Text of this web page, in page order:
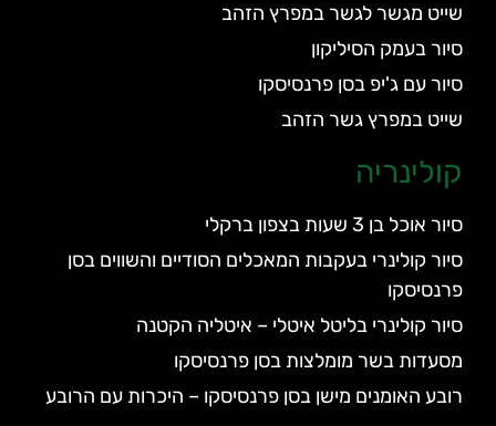
שייט מגשר לגשר במפרץ הזהב
סיור בעמק הסיליקון
סיור עם ג'יפ בסן פרנסיסקו
שייט במפרץ גשר הזהב
קולינריה
סיור אוכל בן 3 שעות בצפון ברקלי
סיור קולינרי בעקבות המאכלים הסודיים והשווים בסן
פרנסיסקו
סיור קולינרי בליטל איטלי – איטליה הקטנה
מסעדות בשר מומלצות בסן פרנסיסקו
רובע האומנים מישן בסן פרנסיסקו – היכרות עם הרובע